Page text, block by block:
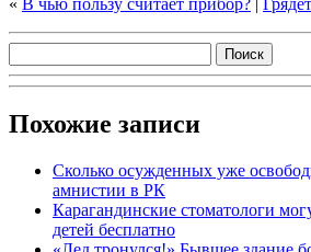
« В чью пользу считает прибор? |
Похожие записи
Сколько осужденных уже
амнистии в РК
Карагандинские стоматологи
детей бесплатно